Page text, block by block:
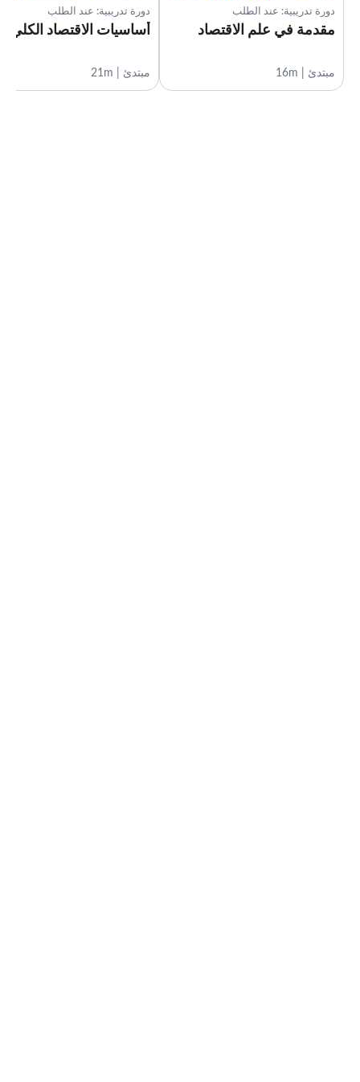
دورة تدريبية: عند الطلب
مقدمة في علم الاقتصاد
مبتدئ | 16m
دورة تدريبية: عند الطلب
أساسيات الاقتصاد الكلي
مبتدئ | 21m